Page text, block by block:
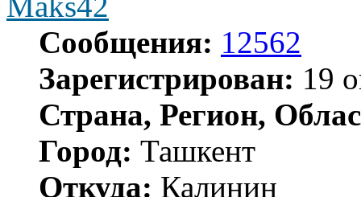
Сообщения: 12562
Зарегистрирован: 19
Страна, Регион,
Город: Ташкент
Откуда: Калинин